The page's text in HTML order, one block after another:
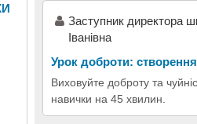
Заступник директора
Іванівна
Урок доброти:
Виховуйте доброту та
навички на 45 хвилин.